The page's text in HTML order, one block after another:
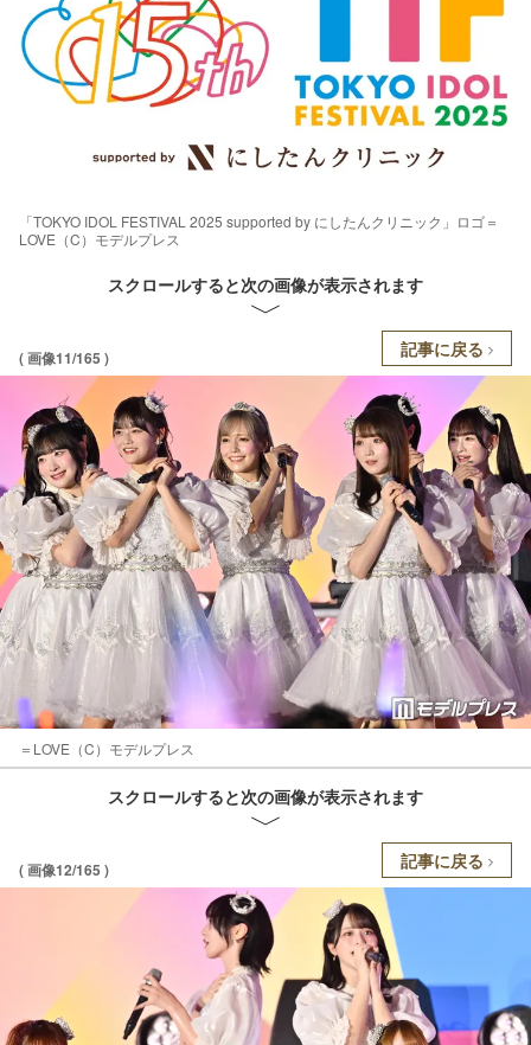
「TOKYO IDOL FESTIVAL 2025 supported by にしたんクリニック」ロゴ＝
LOVE（C）モデルプレス
スクロールすると次の画像が表示されます
( 画像11/165 ) 記事に戻る
＝LOVE（C）モデルプレス
スクロールすると次の画像が表示されます
( 画像12/165 ) 記事に戻る